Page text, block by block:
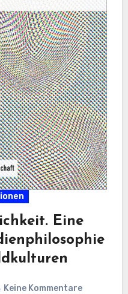
Eine
Keine Kommentare